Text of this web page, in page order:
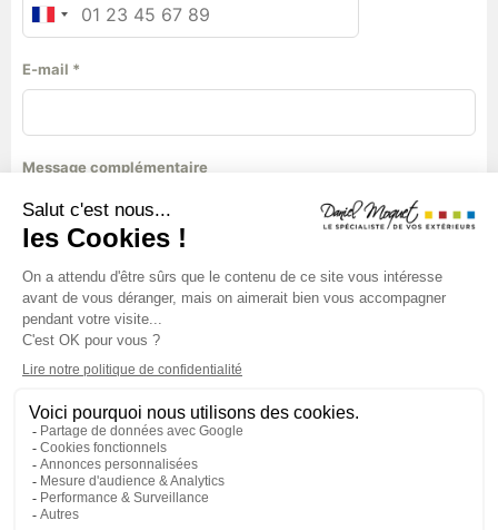
France
+33
E-mail *
Message complémentaire
Valider